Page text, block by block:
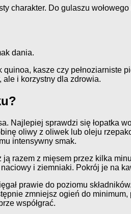
charakter. Do gulaszu
dania.
quinoa, kasze czy pełnoziarniste
ale i korzystny dla zdrowia.
sprawdzi się łopatka
oliwy z oliwek lub oleju
intensywny smak.
razem z mięsem przez kilka
i ziemniaki. Pokrój je na
prawie do poziomu
zmniejsz ogień do
współgrać.